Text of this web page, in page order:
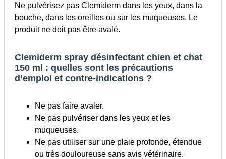
Ne pulvérisez pas Clemiderm dans les yeux, dans la
bouche, dans les oreilles ou sur les muqueuses. Le
produit ne doit pas être avalé.
Clemiderm spray désinfectant chien et chat
150 ml : quelles sont les précautions
d’emploi et contre-indications ?
Ne pas faire avaler.
Ne pas pulvériser dans les yeux et les
muqueuses.
Ne pas utiliser sur une plaie profonde, étendue
ou très douloureuse sans avis vétérinaire.